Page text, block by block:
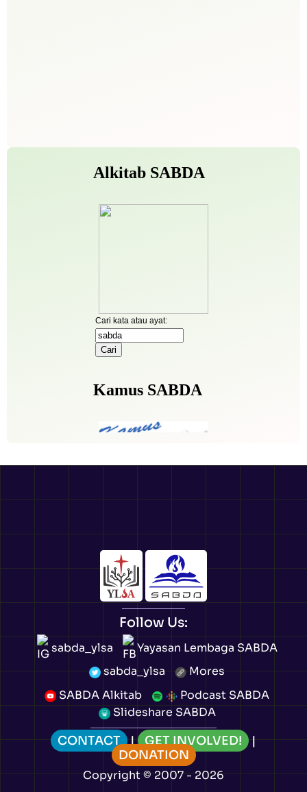
Follow Us:
sabda_ylsa
Yayasan Lembaga SABDA
sabda_ylsa
Mores
SABDA Alkitab
Podcast SABDA
Slideshare SABDA
CONTACT | GET INVOLVED! |
DONATION
Copyright© 2007 -2026